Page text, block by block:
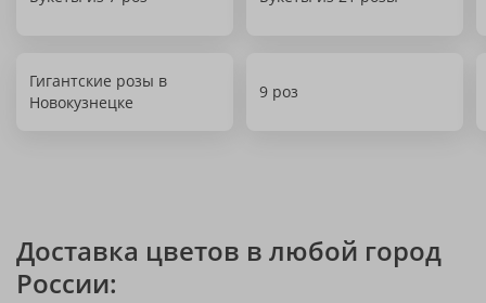
Гигантские розы в
Новокузнецке
9 роз
Доставка цветов в любой город
России: